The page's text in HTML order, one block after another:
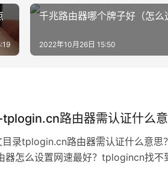
千兆路由器哪个牌子好（怎么
2022年10月26日 15:50
路由器需认证什么
录tplogin.cn路由器需认证什么意思
器怎么设置网速最好？tplogincn找不